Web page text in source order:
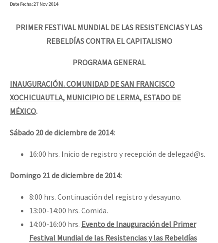
DateFecha: 27 Nov 2014
PRIMER FESTIVAL MUNDIAL DE LAS RESISTENCIAS Y LAS
REBELDÍAS CONTRA EL CAPITALISMO
PROGRAMA GENERAL
INAUGURACIÓN. COMUNIDAD DE SAN FRANCISCO
XOCHICUAUTLA, MUNICIPIO DE LERMA, ESTADO DE
MÉXICO.
Sábado 20 de diciembre de 2014:
16:00 hrs. Inicio de registro y recepción de delegad@s.
Domingo 21 de diciembre de 2014:
8:00 hrs. Continuación del registro y desayuno.
13:00-14:00 hrs. Comida.
14:00-16:00 hrs. Evento de Inauguración del Primer
Festival Mundial de las Resistencias y las Rebeldías